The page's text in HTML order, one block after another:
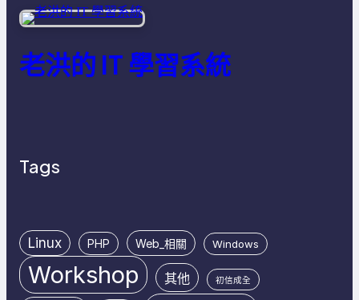
老洪的 IT 學習系統
Tags
Linux PHP Web_相關 Windows
Workshop 其他 初信成全